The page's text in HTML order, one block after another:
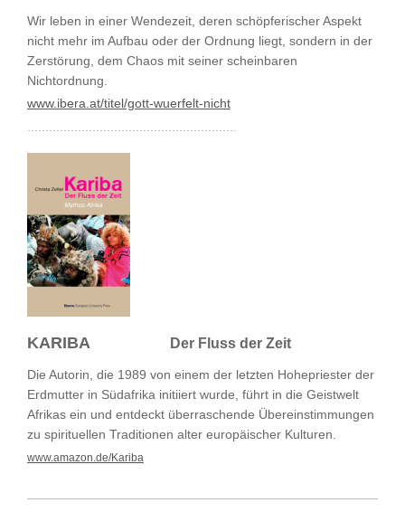
Wir leben in einer Wendezeit, deren schöpferischer Aspekt
nicht mehr im Aufbau oder der Ordnung liegt, sondern in der
Zerstörung, dem Chaos mit seiner scheinbaren
Nichtordnung.
www.ibera.at/titel/gott-wuerfelt-nicht
KARIBA Der Fluss der Zeit
Die Autorin, die 1989 von einem der letzten Hohepriester der
Erdmutter in Südafrika initiiert wurde, führt in die Geistwelt
Afrikas ein und entdeckt überraschende Über­einstimmungen
zu spirituellen Traditionen alter europäischer Kulturen.
www.amazon.de/Kariba